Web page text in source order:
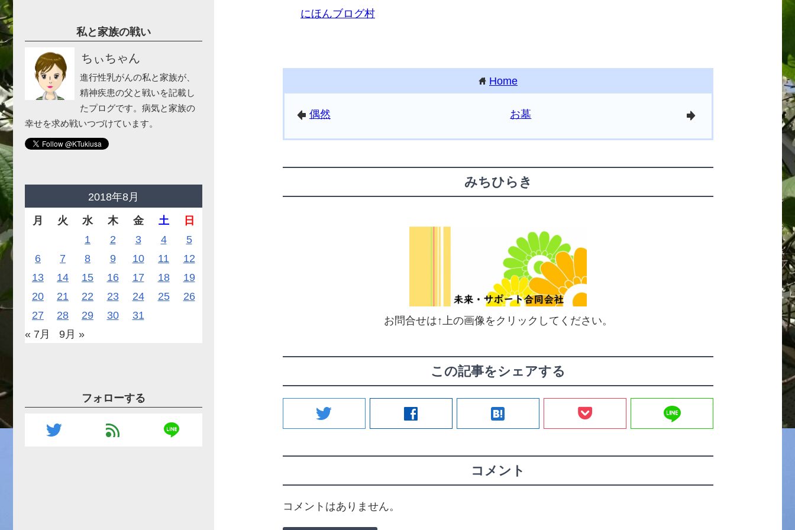
にほんブログ村
home Home
arrowleft 偶然 arrowright
お墓
みちひらき
お問合せは↑上の画像をクリックしてください。
この記事をシェアする
twitter facebook hatenabookmark line
コメント
コメントはありません。
私と家族の戦い
ちぃちゃん
進行性乳がんの私と家族が、
精神疾患の父と戦いを記載し
たプログです。病気と家族の
幸せを求め戦いつづけています。
2018年8月
月
火 水 木 金 土
日
1
2 3 4
5
6
7 8 9 10 11
12
13
14 15 16 17 18
19
20
21 22 23 24 25
26
27
28 29 30
31
« 7月
9月 »
フォローする
twitter feed line